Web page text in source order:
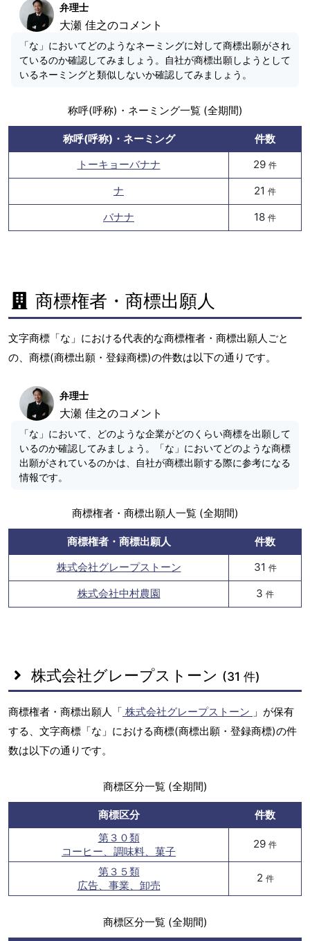
弁理士
大瀬 佳之のコメント
「な」においてどのようなネーミングに対して商標出願がされ
ているのか確認してみましょう。自社が商標出願しようとして
いるネーミングと類似しないか確認してみましょう。
称呼(呼称)・ネーミング一覧 (全期間)
称呼(呼称)・ネーミング
件数
トーキョーバナナ
29 件
ナ 21 件
バナナ 18 件
商標権者・商標出願人
文字商標「な」における代表的な商標権者・商標出願人ごと
の、商標(商標出願・登録商標)の件数は以下の通りです。
弁理士
大瀬 佳之のコメント
「な」において、どのような企業がどのくらい商標を出願して
いるのか確認してみましょう。「な」においてどのような商標
出願がされているのかは、自社が商標出願する際に参考になる
情報です。
商標権者・商標出願人一覧 (全期間)
商標権者・商標出願人
件数
株式会社グレープストーン
31 件
株式会社中村農園 3 件
株式会社グレープストーン (31 件)
商標権者・商標出願人「 株式会社グレープストーン 」が保有
する、文字商標「な」における商標(商標出願・登録商標)の件
数は以下の通りです。
商標区分一覧 (全期間)
商標区分
件数
第３０類
コーヒー、調味料、菓子
29 件
第３５類
広告、事業、卸売
2 件
商標区分一覧 (全期間)